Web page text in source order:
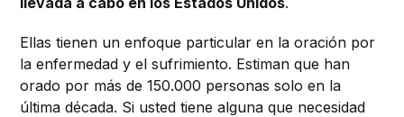
Ellas tienen un enfoque particular en la oración por
la enfermedad y el sufrimiento. Estiman que han
orado por más de 150.000 personas solo en la
última década. Si usted tiene alguna que necesidad